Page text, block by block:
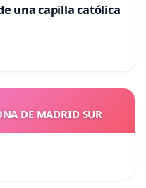
una capilla católica
DE MADRID SUR